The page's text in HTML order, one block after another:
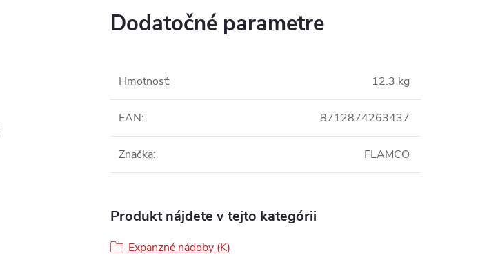
Dodatočné parametre
Hmotnosť: 12.3 kg
EAN: 8712874263437
Značka: FLAMCO
Produkt nájdete v tejto kategórii
Expanzné nádoby (K)